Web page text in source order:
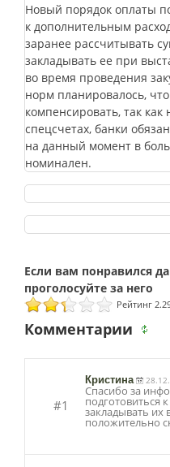
Новый порядок оплаты
к дополнительным
заранее рассчитывать
закладывать ее при
во время проведения
норм планировалось,
компенсировать, так
спецсчетах, банки
на данный момент в
номинален.
Рейтинг
Комментарии
#1
Кристина
Спасибо за
подготовиться
закладывать их
положительно